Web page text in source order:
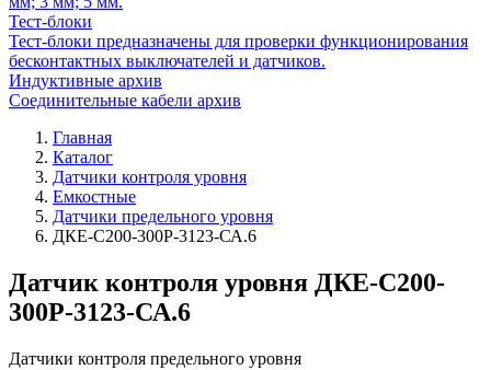
Тест-блоки
Тест-блоки предназначены для проверки функционирования
бесконтактных выключателей и датчиков.
Индуктивные архив
Соединительные кабели архив
Главная
Каталог
Датчики контроля уровня
Емкостные
Датчики предельного уровня
ДКЕ-С200-300Р-3123-СА.6
Датчик контроля уровня ДКЕ-С200-
300Р-3123-СА.6
Датчики контроля предельного уровня